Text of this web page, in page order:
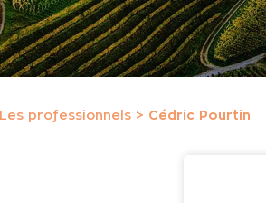
Les professionnels > Cédric Pourtin